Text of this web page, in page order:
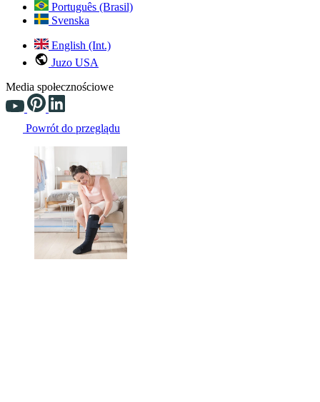
Português (Brasil)
Svenska
English (Int.)
Juzo USA
Media społecznościowe
Powrót do przeglądu